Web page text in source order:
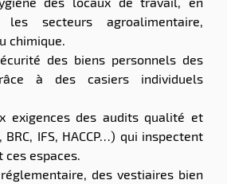
secteurs agroalimentaire,
chimique.
des biens personnels des
à des casiers individuels
des audits qualité et
IFS, HACCP…) qui inspectent
espaces.
des vestiaires bien